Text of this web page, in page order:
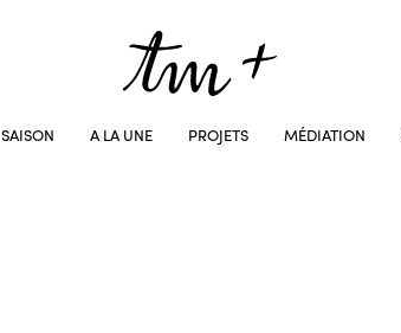
SAISON A LA UNE PROJETS MÉDIATION